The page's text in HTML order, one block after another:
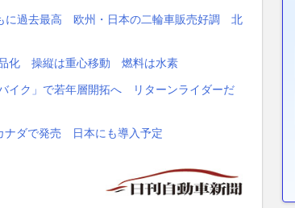
に過去最高 欧州・日本の二輪車販売好調 北
化 操縦は重心移動 燃料は水素
イク」で若年層開拓へ リターンライダーだ
ナダで発売 日本にも導入予定